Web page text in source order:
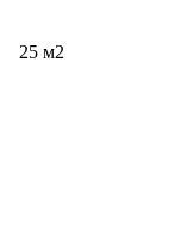
25 м2